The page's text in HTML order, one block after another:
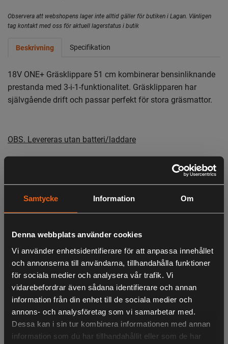
Samtycke Information Om
Denna webbplats använder cookies
Vi använder enhetsidentifierare för att anpassa innehållet
och annonserna till användarna, tillhandahålla funktioner
för sociala medier och analysera vår trafik. Vi
vidarebefordrar även sådana identifierare och annan
information från din enhet till de sociala medier och
annons- och analysföretag som vi samarbetar med.
Dessa kan i sin tur kombinera informationen med annan
information som du har tillhandahållit eller som de har
Observera att webshopens lager inte alltid gäller för butiken i Lagan. Vänligen
tag kontakt med oss för aktuell lagerstatus i butik
Beskrivning Specifikation
18V ONE+ Gräsklippare 51 cm kombinerar bensinliknande
prestanda med 3-i-1-funktionalitet. Gräsklipparen har
självgående drift och passar perfekt för stora gräsmattor.
OBS. Levereras utan batteri/laddare
- Två 18V ONE+ batterier ger gräsklipparen den kraft som
- Den första 18V ONE+ Gräsklipparen med självgående drift
som är perfekt för sluttningar, ojämna ytor och större
gräsmattor
- Välj mellan gräsklippning, bioklippning och sidoutkast.
Den integrerade biopluggen och det sidomonterade
utkastet gör det enkelt att växla mellan olika lägen
- Gräsklipparen anpassar automatiskt knivhastigheten efter
underlaget för att maximera drifttid och leverera kraft när
det behövs
- Hopfällbara handtag och vertikal förvaring gör det enkelt
att ställa undan gräsklipparen när den inte används
LIKNANDE PRODUKTER